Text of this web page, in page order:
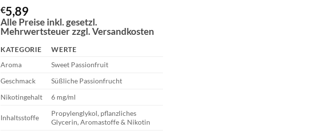
€5,89
Alle Preise inkl. gesetzl.
Mehrwertsteuer zzgl. Versandkosten
KATEGORIE
WERTE
Aroma
Sweet Passionfruit
Geschmack
Süßliche Passionfrucht
Nikotingehalt
6 mg/ml
Inhaltsstoffe
Propylenglykol, pflanzliches
Glycerin, Aromastoffe & Nikotin